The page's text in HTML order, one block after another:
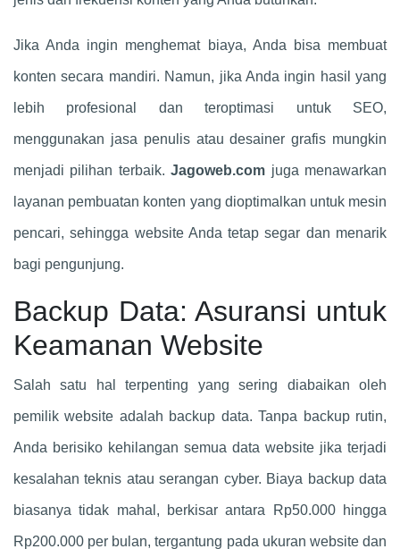
Jika Anda ingin menghemat biaya, Anda bisa membuat
konten secara mandiri. Namun, jika Anda ingin hasil yang
lebih profesional dan teroptimasi untuk SEO,
menggunakan jasa penulis atau desainer grafis mungkin
menjadi pilihan terbaik.Jagoweb.com juga menawarkan
layanan pembuatan konten yang dioptimalkan untuk mesin
pencari, sehingga website Anda tetap segar dan menarik
bagi pengunjung.
Backup Data: Asuransi untuk
Keamanan Website
Salah satu hal terpenting yang sering diabaikan oleh
pemilik website adalah backup data. Tanpa backup rutin,
Anda berisiko kehilangan semua data website jika terjadi
kesalahan teknis atau serangan cyber. Biaya backup data
biasanya tidak mahal, berkisar antara Rp50.000 hingga
Rp200.000 per bulan, tergantung pada ukuran website dan